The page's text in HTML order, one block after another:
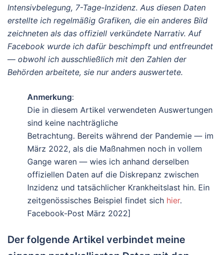
Intensivbelegung, 7-Tage-Inzidenz. Aus diesen Daten
erstellte ich regelmäßig Grafiken, die ein anderes Bild
zeichneten als das offiziell verkündete Narrativ. Auf
Facebook wurde ich dafür beschimpft und entfreundet
— obwohl ich ausschließlich mit den Zahlen der
Behörden arbeitete, sie nur anders auswertete.
Anmerkung:
Die in diesem Artikel verwendeten Auswertungen
sind keine nachträgliche
Betrachtung. Bereits während der Pandemie — im
März 2022, als die Maßnahmen noch in vollem
Gange waren — wies ich anhand derselben
offiziellen Daten auf die Diskrepanz zwischen
Inzidenz und tatsächlicher Krankheitslast hin. Ein
zeitgenössisches Beispiel findet sich hier.
Facebook-Post März 2022]
Der folgende Artikel verbindet meine